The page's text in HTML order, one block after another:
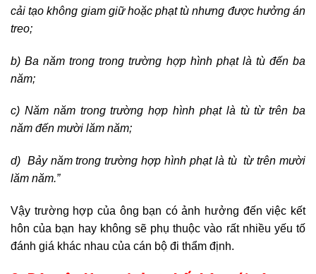
cải tạo không giam giữ hoặc phạt tù nhưng được hưởng án
treo;
b) Ba năm trong trong trường hợp hình phạt là tù đến ba
năm;
c) Năm năm trong trường hợp hình phạt là tù từ trên ba
năm đến mười lăm năm;
d) Bảy năm trong trường hợp hình phạt là tù từ trên mười
lăm năm.”
Vậy trường hợp của ông bạn có ảnh hưởng đến việc kết
hôn của bạn hay không sẽ phụ thuộc vào rất nhiều yếu tố
đánh giá khác nhau của cán bộ đi thẩm định.